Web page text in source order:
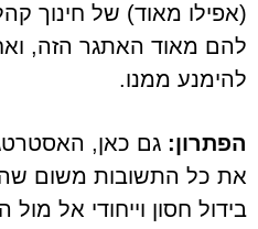
(אפילו מאוד) של חינוך
להם מאוד האתגר הזה,
להימנע ממנו.
הפתרון: גם כאן,
את כל התשובות משום
בידול חסון וייחודי אל